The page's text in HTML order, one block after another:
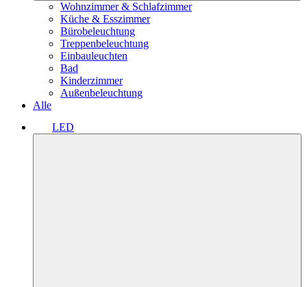
Wohnzimmer & Schlafzimmer
Küche & Esszimmer
Bürobeleuchtung
Treppenbeleuchtung
Einbauleuchten
Bad
Kinderzimmer
Außenbeleuchtung
Alle
LED